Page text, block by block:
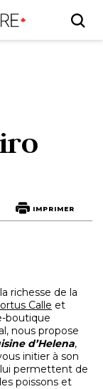
IMPRIMER
richesse de la
Calle et
boutique
nous propose
d’Helena,
initier à son
lui permettent de
poissons et